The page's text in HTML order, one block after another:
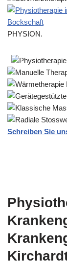
PHYSION.
Schreiben Sie